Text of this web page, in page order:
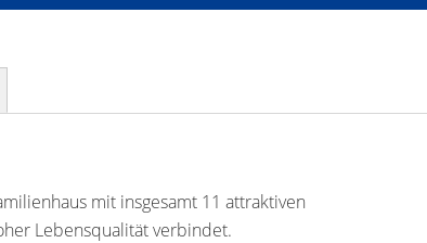
mit insgesamt 11 attraktiven
Lebensqualität verbindet.